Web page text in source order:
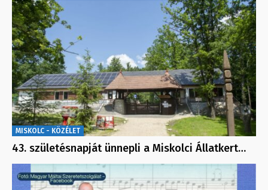
MISKOLC - KÖZÉLET
43. születésnapját ünnepli a Miskolci Állatkert…